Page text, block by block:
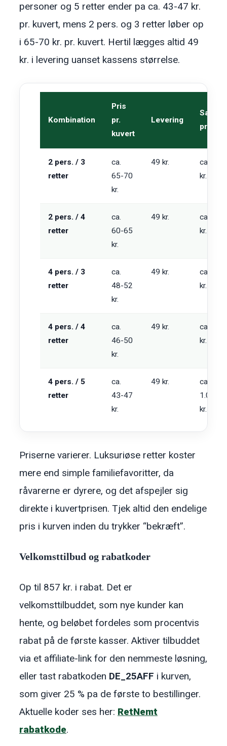
personer og 5 retter ender pa ca. 43-47 kr.
pr. kuvert, mens 2 pers. og 3 retter løber op
i 65-70 kr. pr. kuvert. Hertil lægges altid 49
kr. i levering uanset kassens størrelse.
Kombination
Pris
pr.
kuvert
Levering
Samlet
pr. uge
2 pers. / 3
retter
ca.
65-70
kr.
49 kr.
ca. 439
kr.
2 pers. / 4
retter
ca.
60-65
kr.
49 kr.
ca. 569
kr.
4 pers. / 3
retter
ca.
48-52
kr.
49 kr.
ca. 673
kr.
4 pers. / 4
retter
ca.
46-50
kr.
49 kr.
ca. 849
kr.
4 pers. / 5
retter
ca.
43-47
kr.
49 kr.
ca.
1.009
kr.
Priserne varierer. Luksuriøse retter koster
mere end simple familiefavoritter, da
råvarerne er dyrere, og det afspejler sig
direkte i kuvertprisen. Tjek altid den endelige
pris i kurven inden du trykker “bekræft”.
Velkomsttilbud og rabatkoder
Op til 857 kr. i rabat. Det er
velkomsttilbuddet, som nye kunder kan
hente, og beløbet fordeles som procentvis
rabat på de første kasser. Aktiver tilbuddet
via et affiliate-link for den nemmeste løsning,
eller tast rabatkoden DE_25AFF i kurven,
som giver 25 % pa de første to bestillinger.
Aktuelle koder ses her: RetNemt
rabatkode.